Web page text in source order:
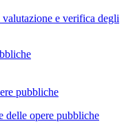
e verifica degli
pubbliche
delle opere pubbliche